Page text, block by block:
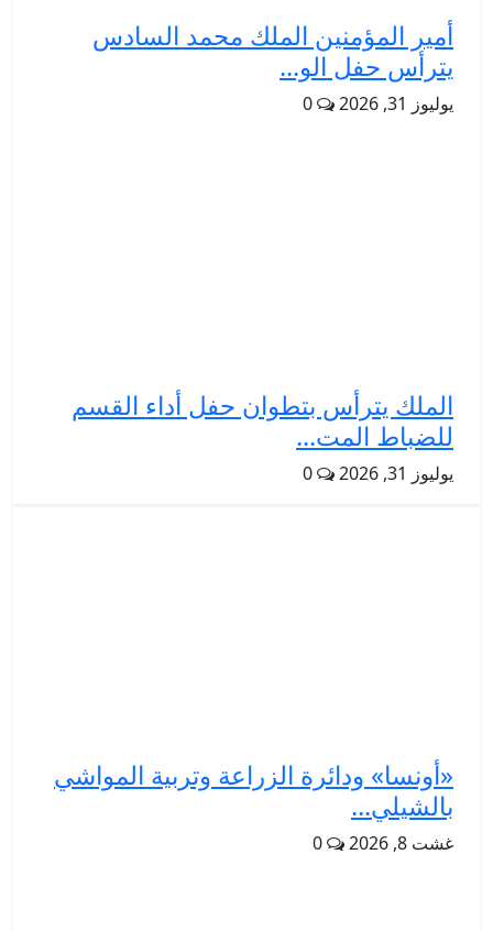
أمير المؤمنين الملك محمد السادس
يترأس حفل الو...
يوليوز 31, 2026 0
الملك يترأس بتطوان حفل أداء القسم
للضباط المت...
يوليوز 31, 2026 0
«أونسا» ودائرة الزراعة وتربية المواشي
بالشيلي...
غشت 8, 2026 0